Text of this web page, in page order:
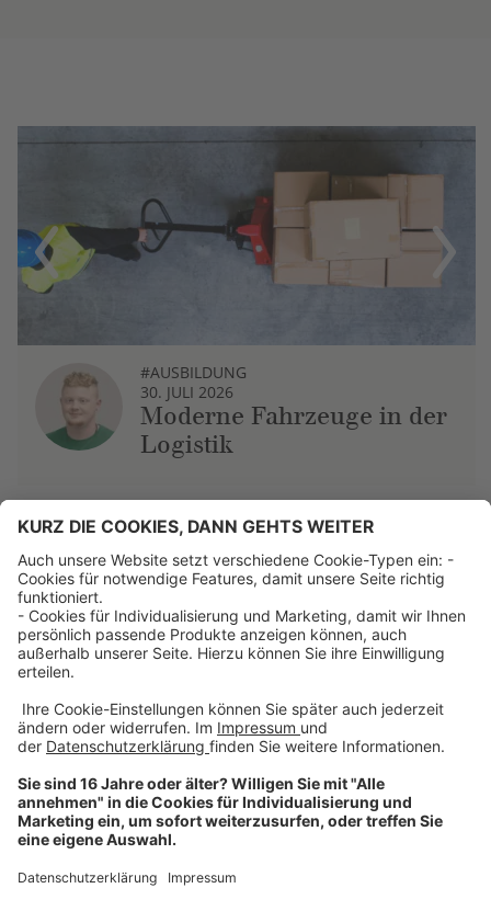
Previous
#AUSBILDUNG
30. JULI 2026
Moderne Fahrzeuge in der
Logistik
Next
Über uns
Dehner Unternehmen
Jobs bei Dehner